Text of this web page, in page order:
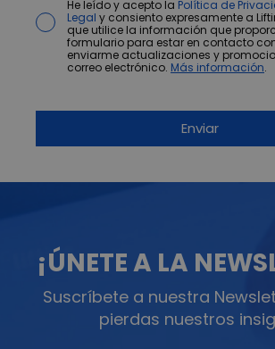
He leído y acepto la Política de
Legal y consiento expresamente a
que utilice la información que
formulario para estar en contacto
enviarme actualizaciones y
correo electrónico. Más información.
¡ÚNETE A LA
Suscríbete a nuestra
pierdas nuestros